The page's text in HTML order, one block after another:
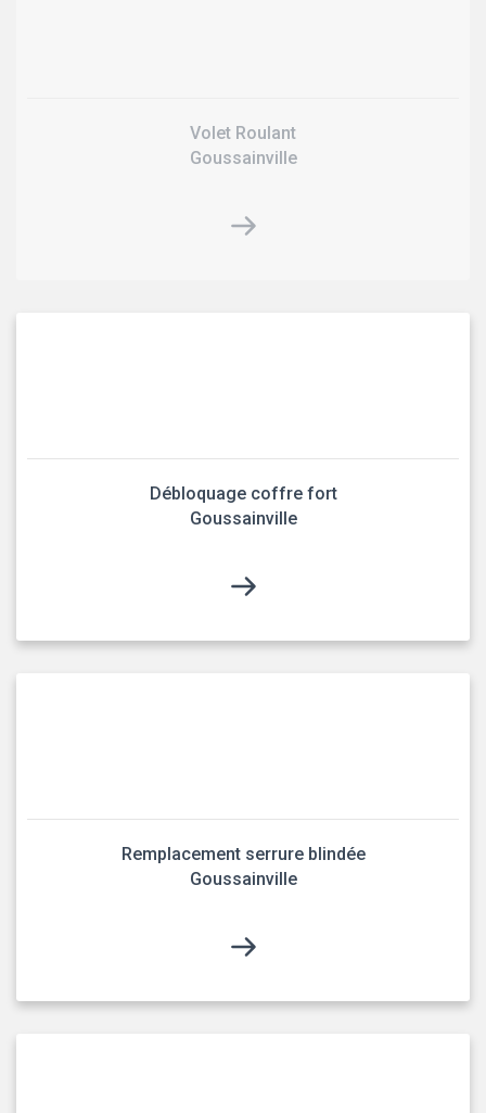
Volet Roulant
Goussainville
Débloquage coffre fort
Goussainville
Remplacement serrure blindée
Goussainville